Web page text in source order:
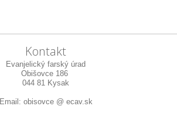
Kontakt
Evanjelický farský úrad
Obišovce 186
044 81 Kysak
Email: obisovce @ ecav.sk